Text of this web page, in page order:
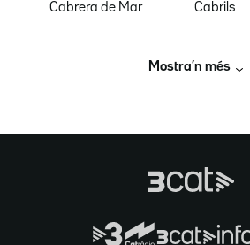
Cabrera de Mar
Cabrils
Mostra’n més